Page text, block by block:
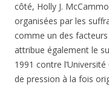
côté, Holly J.
organisées par les
comme un des
attribue également le
1991 contre
de pression à la fois